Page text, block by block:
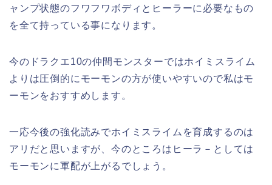
ャンプ状態のフワフワボディとヒーラーに必要なもの
を全て持っている事になります。
今のドラクエ10の仲間モンスターではホイミスライム
よりは圧倒的にモーモンの方が使いやすいので私はモ
ーモンをおすすめします。
一応今後の強化読みでホイミスライムを育成するのは
アリだと思いますが、今のところはヒーラ－としては
モーモンに軍配が上がるでしょう。